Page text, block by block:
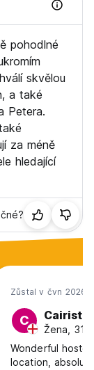
pohodlné
skvělou
a také
Petera.
za méně
hledající
Zůstal v čvn 2026
C
Žena, 31-
Wonderful
location,